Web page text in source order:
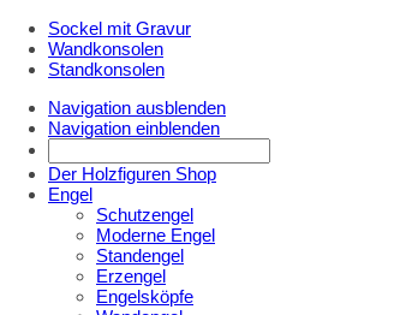
Sockel mit Gravur
Wandkonsolen
Standkonsolen
Navigation ausblenden
Navigation einblenden
Der Holzfiguren Shop
Engel
Schutzengel
Moderne Engel
Standengel
Erzengel
Engelsköpfe